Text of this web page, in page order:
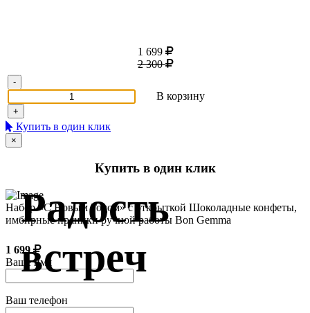
Радость
встреч
1 699
2 300
-
+
В корзину
Купить в один клик
×
Купить в один клик
Набор «С Новым Годом» с открыткой Шоколадные конфеты,
имбирные пряники ручной работы Bon Gemma
1 699
Ваше имя
Ваш телефон